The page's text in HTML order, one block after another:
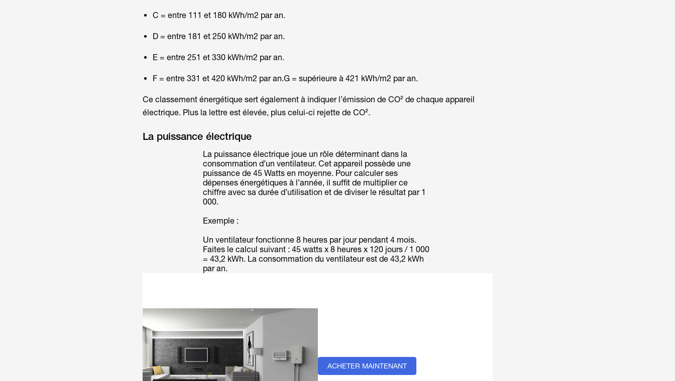
C = entre 111 et 180 kWh/m2 par an.
D = entre 181 et 250 kWh/m2 par an.
E = entre 251 et 330 kWh/m2 par an.
F = entre 331 et 420 kWh/m2 par an.G = supérieure à 421 kWh/m2 par an.
Ce classement énergétique sert également à indiquer l’émission de CO² de chaque appareil
électrique. Plus la lettre est élevée, plus celui-ci rejette de CO².
La puissance électrique
La puissance électrique joue un rôle déterminant dans la
consommation d’un ventilateur. Cet appareil possède une
puissance de 45 Watts en moyenne. Pour calculer ses
dépenses énergétiques à l’année, il suffit de multiplier ce
chiffre avec sa durée d’utilisation et de diviser le résultat par 1
000.
Exemple :
Un ventilateur fonctionne 8 heures par jour pendant 4 mois.
Faites le calcul suivant : 45 watts x 8 heures x 120 jours / 1 000
= 43,2 kWh. La consommation du ventilateur est de 43,2 kWh
par an.
ACHETER MAINTENANT